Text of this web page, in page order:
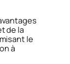
de la
le
à